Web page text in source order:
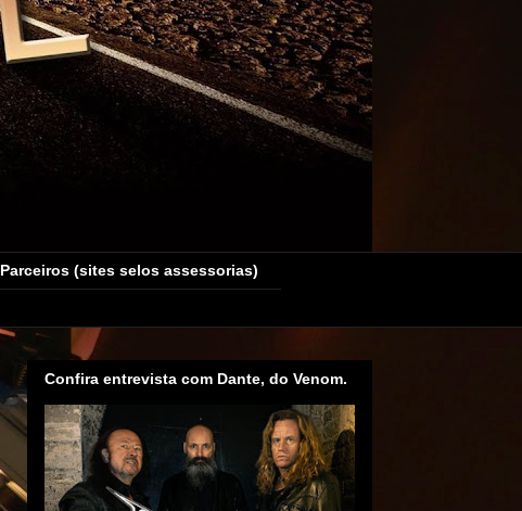
Parceiros (sites selos assessorias)
Confira entrevista com Dante, do Venom.